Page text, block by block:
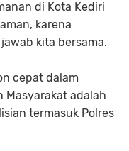
di Kota Kediri
karena
kita bersama.
cepat dalam
Masyarakat adalah
termasuk Polres